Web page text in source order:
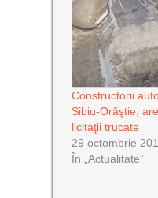
Constructorii
Sibiu-Orăştie,
licitaţii trucate
29 octombrie
În „Actualitate”